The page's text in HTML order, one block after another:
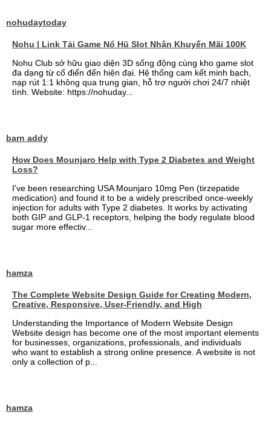
nohudaytoday
Nohu | Link Tải Game Nổ Hũ Slot Nhận Khuyến Mãi 100K
Nohu Club sở hữu giao diện 3D sống động cùng kho game slot
đa dạng từ cổ điển đến hiện đại. Hệ thống cam kết minh bạch,
nạp rút 1:1 không qua trung gian, hỗ trợ người chơi 24/7 nhiệt
tình. Website: https://nohuday...
barn addy
How Does Mounjaro Help with Type 2 Diabetes and Weight
Loss?
I've been researching USA Mounjaro 10mg Pen (tirzepatide
medication) and found it to be a widely prescribed once-weekly
injection for adults with Type 2 diabetes. It works by activating
both GIP and GLP-1 receptors, helping the body regulate blood
sugar more effectiv...
hamza
The Complete Website Design Guide for Creating Modern,
Creative, Responsive, User-Friendly, and High
Understanding the Importance of Modern Website Design
Website design has become one of the most important elements
for businesses, organizations, professionals, and individuals
who want to establish a strong online presence. A website is not
only a collection of p...
hamza